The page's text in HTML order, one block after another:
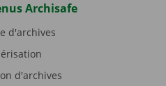
Archisafe
d'archives
d'archives